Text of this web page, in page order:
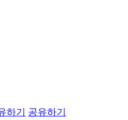
하기
공유하기